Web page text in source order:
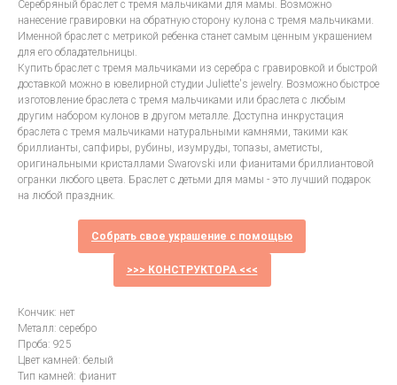
Серебряный браслет с тремя мальчиками для мамы. Возможно
нанесение гравировки на обратную сторону кулона с тремя мальчиками.
Именной браслет с метрикой ребенка станет самым ценным украшением
для его обладательницы.
Купить браслет с тремя мальчиками из серебра с гравировкой и быстрой
доставкой можно в ювелирной студии Juliette's jewelry. Возможно быстрое
изготовление браслета с тремя мальчиками или браслета с любым
другим набором кулонов в другом металле. Доступна инкрустация
браслета с тремя мальчиками натуральными камнями, такими как
бриллианты, сапфиры, рубины, изумруды, топазы, аметисты,
оригинальными кристаллами Swarovski или фианитами бриллиантовой
огранки любого цвета. Браслет с детьми для мамы - это лучший подарок
на любой праздник.
Собрать свое украшение с помощью
>>> КОНСТРУКТОРА <<<
Кончик: нет
Металл: серебро
Проба: 925
Цвет камней: белый
Тип камней: фианит